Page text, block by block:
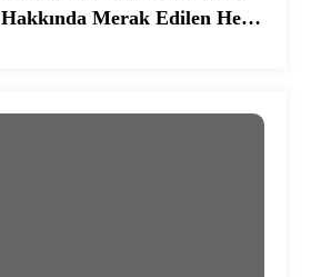
Hakkında Merak Edilen Her